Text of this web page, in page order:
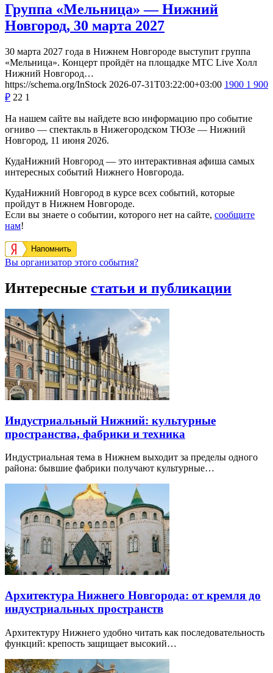
Группа «Мельница» — Нижний
Новгород, 30 марта 2027
30 марта 2027 года в Нижнем Новгороде выступит группа
«Мельница». Концерт пройдёт на площадке МТС Live Холл
Нижний Новгород…
https://schema.org/InStock 2026-07-31T03:22:00+03:00 1900 1 900
₽ 22 1
На нашем сайте вы найдете всю информацию про событие
огниво — спектакль в Нижегородском ТЮЗе — Нижний
Новгород, 11 июня 2026.
КудаНижний Новгород — это интерактивная афиша самых
интересных событий Нижнего Новгорода.
КудаНижний Новгород в курсе всех событий, которые
пройдут в Нижнем Новгороде.
Если вы знаете о событии, которого нет на сайте, сообщите
нам!
Напомнить
Вы организатор этого события?
Интересные статьи и публикации
Индустриальный Нижний: культурные
пространства, фабрики и техника
Индустриальная тема в Нижнем выходит за пределы одного
района: бывшие фабрики получают культурные…
Архитектура Нижнего Новгорода: от кремля до
индустриальных пространств
Архитектуру Нижнего удобно читать как последовательность
функций: крепость защищает высокий…